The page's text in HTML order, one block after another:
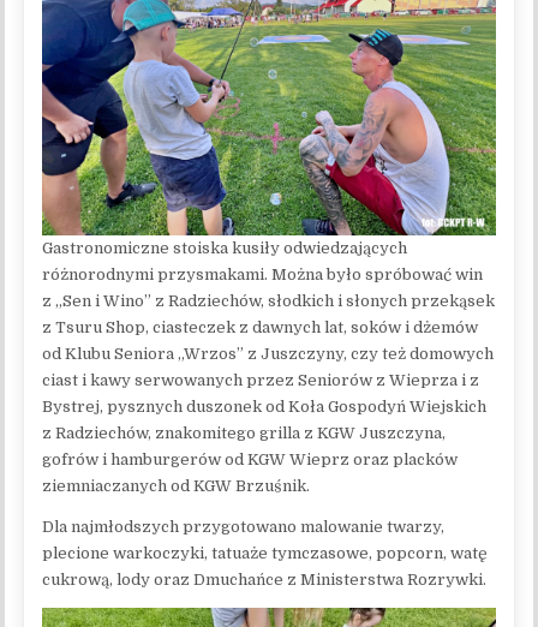
Gastronomiczne stoiska kusiły odwiedzających
różnorodnymi przysmakami. Można było spróbować win
z „Sen i Wino” z Radziechów, słodkich i słonych przekąsek
z Tsuru Shop, ciasteczek z dawnych lat, soków i dżemów
od Klubu Seniora „Wrzos” z Juszczyny, czy też domowych
ciast i kawy serwowanych przez Seniorów z Wieprza i z
Bystrej, pysznych duszonek od Koła Gospodyń Wiejskich
z Radziechów, znakomitego grilla z KGW Juszczyna,
gofrów i hamburgerów od KGW Wieprz oraz placków
ziemniaczanych od KGW Brzuśnik.
Dla najmłodszych przygotowano malowanie twarzy,
plecione warkoczyki, tatuaże tymczasowe, popcorn, watę
cukrową, lody oraz Dmuchańce z Ministerstwa Rozrywki.